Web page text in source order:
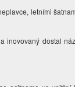
letními
inovovaný dostal